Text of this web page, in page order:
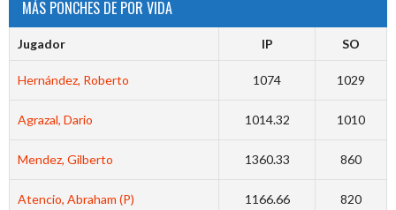
MÁS PONCHES DE POR VIDA
Jugador IP SO
Hernández, Roberto 1074 1029
Agrazal, Dario 1014.32 1010
Mendez, Gilberto 1360.33 860
Atencio, Abraham (P) 1166.66 820